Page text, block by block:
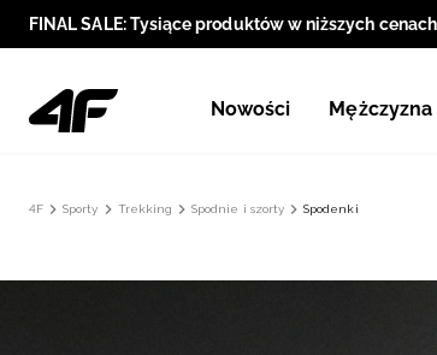
FINAL SALE: Tysiące produktów w niższych
Nowości Mężczyzna
4F Sporty Trekking Spodnie i szorty Spodenki